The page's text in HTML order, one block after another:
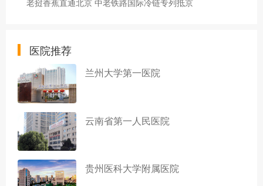
老挝香蕉直通北京 中老铁路国际冷链专列抵京
医院推荐
兰州大学第一医院
云南省第一人民医院
贵州医科大学附属医院